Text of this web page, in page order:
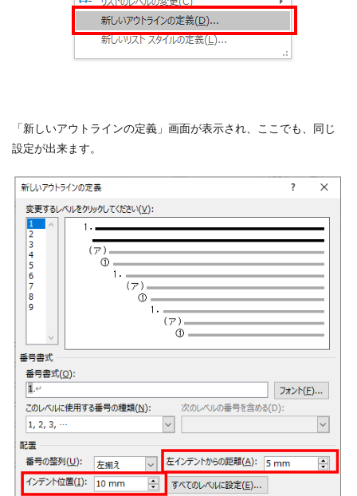
「新しいアウトラインの定義」画面が表示され、ここでも、同じ
設定が出来ます。